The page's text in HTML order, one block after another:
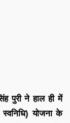
पुरी ने हाल ही में
स्वनिधि) योजना के